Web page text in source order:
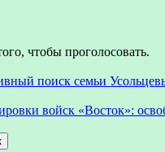
чтобы проголосовать.
поиск семьи
войск «Восток»: